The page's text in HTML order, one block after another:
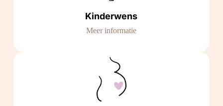
Kinderwens
Meer informatie